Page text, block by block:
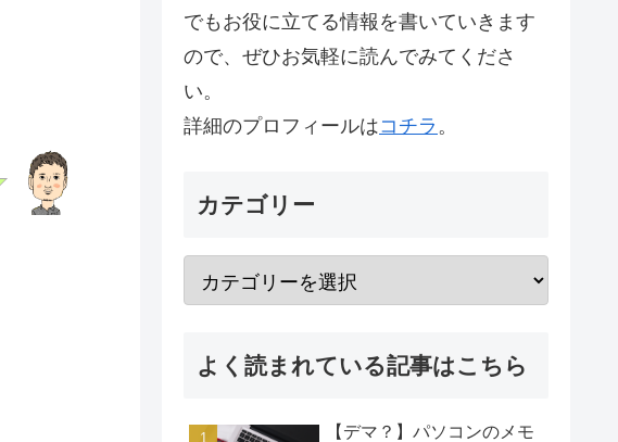
でもお役に立てる情報を書いていきます
ので、ぜひお気軽に読んでみてくださ
い。
詳細のプロフィールはコチラ 。
カテゴリー
よく読まれている記事はこちら
【デマ？】パソコンのメモ